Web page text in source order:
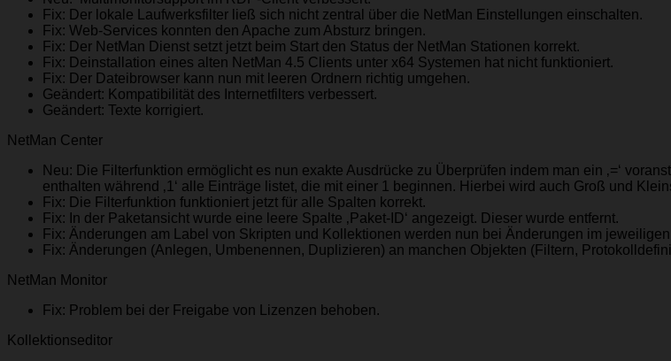
Fix: Der lokale Laufwerksfilter ließ sich nicht zentral über die NetMan Einstellungen einschalten.
Fix: Web-Services konnten den Apache zum Absturz bringen.
Fix: Der NetMan Dienst setzt jetzt beim Start den Status der NetMan Stationen korrekt.
Fix: Deinstallation eines alten NetMan 4.5 Clients unter x64 Systemen hat nicht funktioniert.
Fix: Der Dateibrowser kann nun mit leeren Ordnern richtig umgehen.
Geändert: Kompatibilität des Internetfilters verbessert.
Geändert: Texte korrigiert.
NetMan Center
Neu: Die Filterfunktion ermöglicht es nun exakte Ausdrücke zu Überprüfen indem man ein ‚=‘
enthalten während ‚1‘ alle Einträge listet, die mit einer 1 beginnen. Hierbei wird auch Groß und
Fix: Die Filterfunktion funktioniert jetzt für alle Spalten korrekt.
Fix: In der Paketansicht wurde eine leere Spalte ‚Paket-ID‘ angezeigt. Dieser wurde entfernt.
Fix: Änderungen am Label von Skripten und Kollektionen werden nun bei Änderungen im
Fix: Änderungen (Anlegen, Umbenennen, Duplizieren) an manchen Objekten (Filtern,
NetMan Monitor
Fix: Problem bei der Freigabe von Lizenzen behoben.
Kollektionseditor